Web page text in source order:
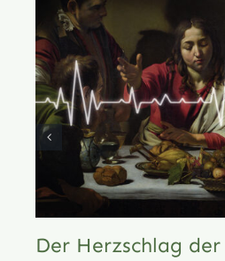
Der Herzschlag